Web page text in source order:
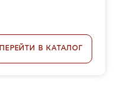
ПЕРЕЙТИ В КАТАЛОГ